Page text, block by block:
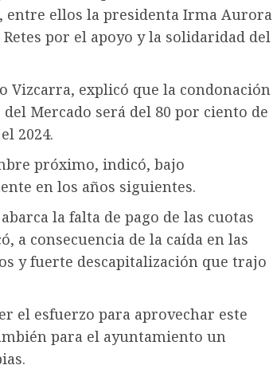
entre ellos la presidenta Irma Aurora
por el apoyo y la solidaridad del
Vizcarra, explicó que la condonación
Mercado será del 80 por ciento de
2024.
próximo, indicó, bajo
en los años siguientes.
la falta de pago de las cuotas
a consecuencia de la caída en las
y fuerte descapitalización que trajo
el esfuerzo para aprovechar este
para el ayuntamiento un